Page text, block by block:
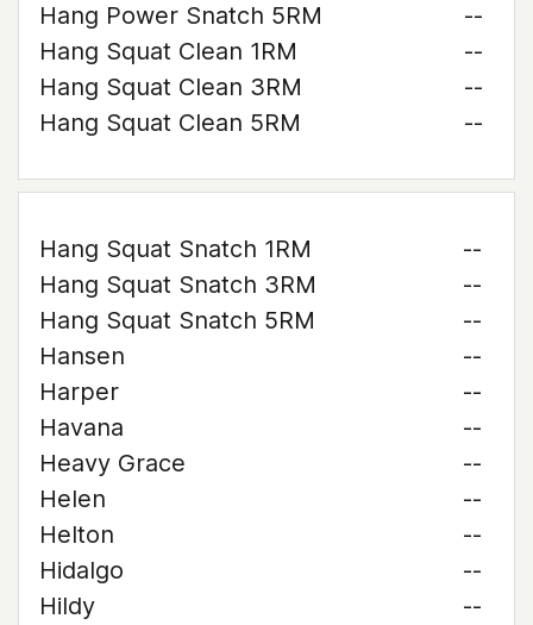
Hang Power Snatch 5RM
--
Hang Squat Clean 1RM
--
Hang Squat Clean 3RM
--
Hang Squat Clean 5RM
--
Hang Squat Snatch 1RM
--
Hang Squat Snatch 3RM
--
Hang Squat Snatch 5RM
--
Hansen
--
Harper
--
Havana
--
Heavy Grace
--
Helen
--
Helton
--
Hidalgo
--
Hildy
--